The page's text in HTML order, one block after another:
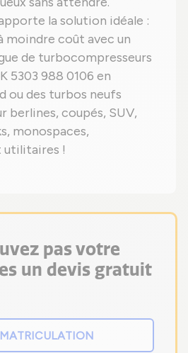
la solution idéale :
moindre coût avec un
de turbocompresseurs
5303 988 0106 en
ou des turbos neufs
berlines, coupés, SUV,
monospaces,
!
pas votre
un devis gratuit